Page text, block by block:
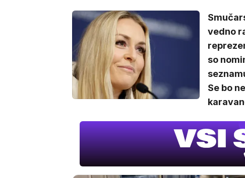
vedno
so
Se bo